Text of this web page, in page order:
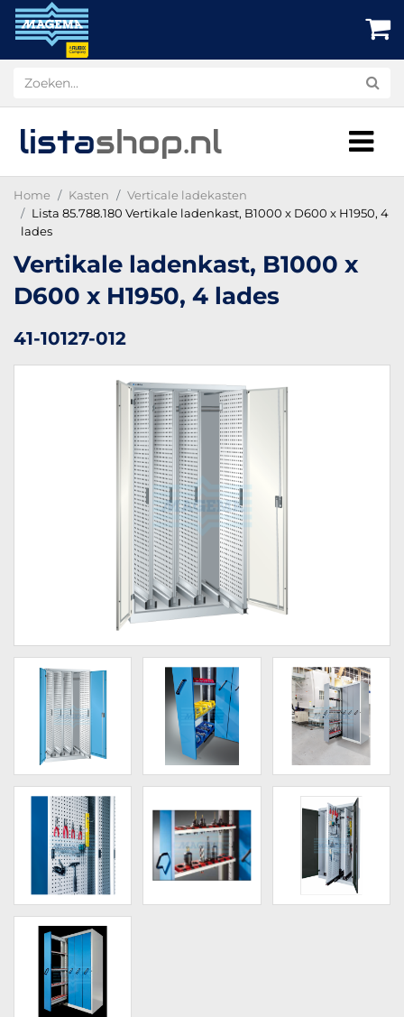
listashop.nl
Home Kasten
Verticale ladekasten
Lista 85.788.180 Vertikale ladenkast, B1000 x D600 x H1950, 4
lades
Vertikale ladenkast, B1000 x
D600 x H1950, 4 lades
41-10127-012